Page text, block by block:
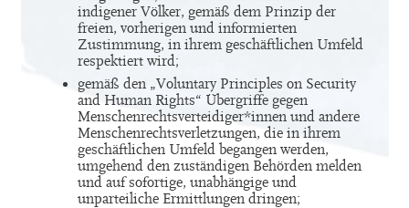
indigener Völker, gemäß dem Prinzip der
freien, vorherigen und informierten
Zustimmung, in ihrem geschäftlichen Umfeld
respektiert wird;
gemäß den „Voluntary Principles on Security
and Human Rights“ Übergriffe gegen
Menschenrechtsverteidiger*innen und andere
Menschenrechtsverletzungen, die in ihrem
geschäftlichen Umfeld begangen werden,
umgehend den zuständigen Behörden melden
und auf sofortige, unabhängige und
unparteiliche Ermittlungen dringen;